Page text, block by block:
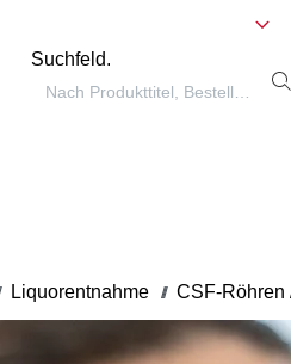
Suchfeld.
Liquorentnahme /// CSF-Röhren